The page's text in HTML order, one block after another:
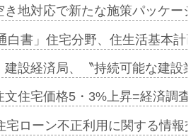
き地対応で新たな施策パッケ
白書」住宅分野、住生活基本
建設経済局、〝持続可能な建
文住宅価格5・3%上昇=経済調
宅ローン不正利用に関する情